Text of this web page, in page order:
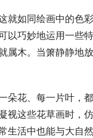
就如同绘画中的色
以巧妙地运用一些
属木。当箫静静地
朵花、每一片叶，
视这些花草画时，
生活中也能与大自